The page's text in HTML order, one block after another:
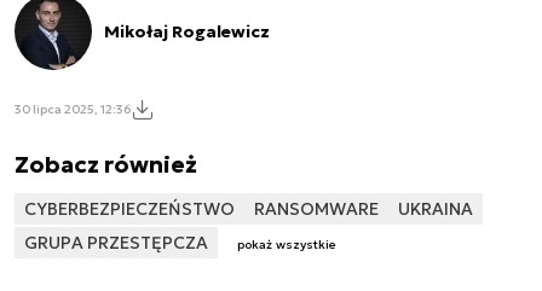
Mikołaj Rogalewicz
30 lipca 2025, 12:36
Zobacz również
CYBERBEZPIECZEŃSTWO RANSOMWARE
UKRAINA
GRUPA PRZESTĘPCZA
pokaż wszystkie